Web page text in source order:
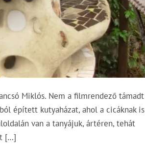
Miklós. Nem a filmrendező támadt
épített kutyaházat, ahol a cicáknak is
van a tanyájuk, ártéren, tehát
[…]